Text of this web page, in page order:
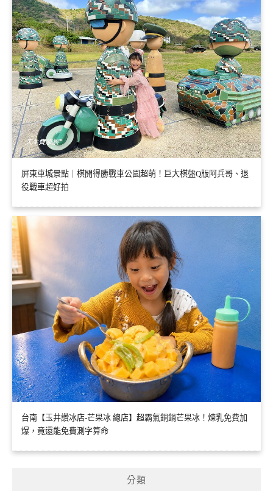
屏東車城景點｜棋開得勝戰車公園超萌！巨大棋盤Q版阿兵哥、退
役戰車超好拍
台南【玉井讚冰店-芒果冰 總店】超霸氣銅鍋芒果冰！煉乳免費加
爆，竟還能免費測字算命
分類